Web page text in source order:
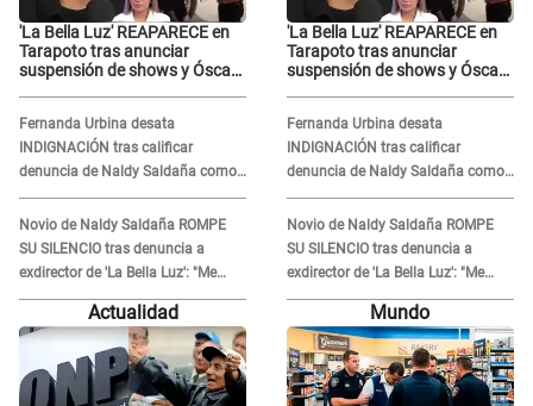
'La Bella Luz' REAPARECE en
Tarapoto tras anunciar
suspensión de shows y Óscar
Fernanda Urbina desata
INDIGNACIÓN tras calificar
denuncia de Naldy Saldaña como
'acto bochornoso': "No es justo
atacar a otra mujer"
Novio de Naldy Saldaña ROMPE
SU SILENCIO tras denuncia a
exdirector de 'La Bella Luz': "Me
basta con que ella esté bien"
'La Bella Luz' REAPARECE en
Tarapoto tras anunciar
suspensión de shows y Óscar
Fernanda Urbina desata
INDIGNACIÓN tras calificar
denuncia de Naldy Saldaña como
'acto bochornoso': "No es justo
atacar a otra mujer"
Novio de Naldy Saldaña ROMPE
SU SILENCIO tras denuncia a
exdirector de 'La Bella Luz': "Me
basta con que ella esté bien"
Actualidad Mundo